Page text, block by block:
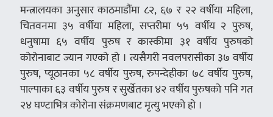
मन्त्रालयका अनुसार काठमाडौंमा ८२, ६७ र २२ वर्षीया महिला,
चितवनमा ३५ वर्षीया महिला, सप्तरीमा ५५ वर्षीय २ पुरुष,
धनुषामा ६५ वर्षीय पुरुष र कास्कीमा ३१ वर्षीय पुरुषको
कोरोनाबाट ज्यान गएको हो । त्यसैगरी नवलपरासीका ३७ वर्षीय
पुरुष, प्यूठानका ५८ वर्षीय पुरुष, रुपन्देहीका ७८ वर्षीय पुरुष,
पाल्पाका ६३ वर्षीय पुरुष र सुर्खेतका ४२ वर्षीय पुरुषको पनि गत
२४ घण्टाभित्र कोरोना संक्रमणबाट मृत्यु भएको हो ।